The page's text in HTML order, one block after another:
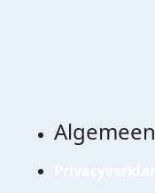
Algemeen